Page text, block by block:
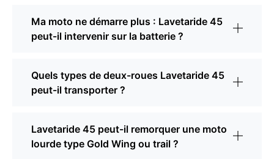
Ma moto ne démarre plus : Lavetaride 45
peut-il intervenir sur la batterie ?
Quels types de deux-roues Lavetaride 45
peut-il transporter ?
Lavetaride 45 peut-il remorquer une moto
lourde type Gold Wing ou trail ?